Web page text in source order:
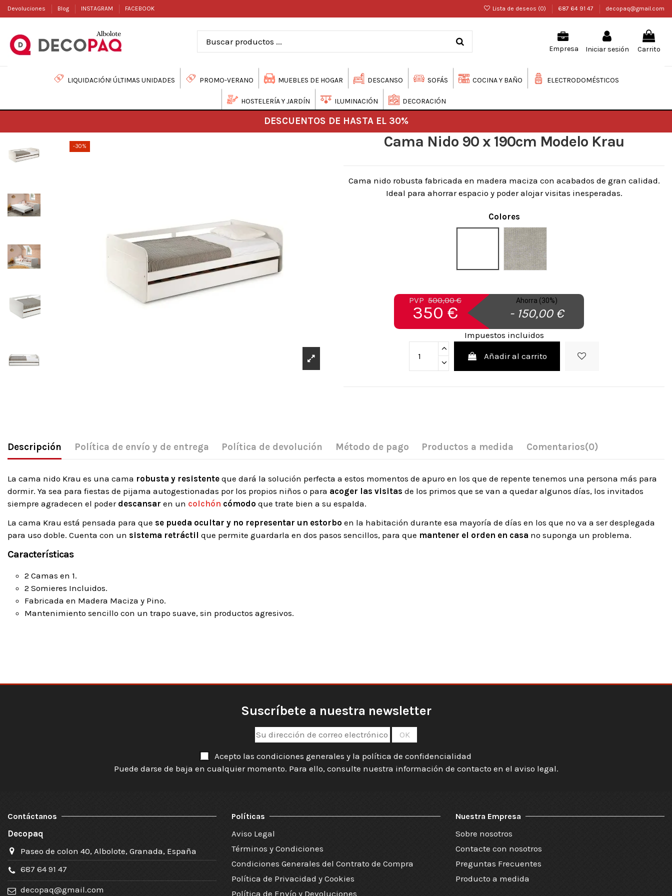
Devoluciones Blog INSTAGRAM FACEBOOK Lista de deseos (0) 687 64 91 47 decopaq@gmail.com
Empresa Iniciar sesión Carrito
LIQUIDACIÓN! ÚLTIMAS UNIDADES PROMO-VERANO MUEBLES DE HOGAR DESCANSO SOFÁS COCINA Y BAÑO ELECTRODOMÉSTICOS
HOSTELERÍA Y JARDÍN ILUMINACIÓN DECORACIÓN
DESCUENTOS DE HASTA EL 30%
-30% Cama Nido 90 x 190cm Modelo Krau
Cama nido robusta fabricada en madera maciza con acabados de gran calidad.
Ideal para ahorrar espacio y poder alojar visitas inesperadas.
Colores
Gris
PVP 500,00 €
350 €
Ahorra (30%)
- 150,00 €
Impuestos incluidos
Añadir al carrito
Descripción Política de envío y de entrega Política de devolución Método de pago Productos a medida Comentarios(0)
La cama nido Krau es una cama robusta y resistente que dará la solución perfecta a estos momentos de apuro en los que de repente tenemos una persona más para
dormir. Ya sea para fiestas de pijama autogestionadas por los propios niños o para acoger las visitas de los primos que se van a quedar algunos días, los invitados
siempre agradecen el poderdescansar en un colchón cómodo que trate bien a su espalda.
La cama Krau está pensada para que se pueda ocultar y no representar un estorbo en la habitación durante esa mayoría de días en los que no va a ser desplegada
para uso doble. Cuenta con un sistema retráctil que permite guardarla en dos pasos sencillos, para que mantener el orden en casa no suponga un problema.
Características
2 Camas en 1.
2 Somieres Incluidos.
Fabricada en Madera Maciza y Pino.
Mantenimiento sencillo con un trapo suave, sin productos agresivos.
Suscríbete a nuestra newsletter
Acepto las condiciones generales y la política de confidencialidad
Puede darse de baja en cualquier momento. Para ello, consulte nuestra información de contacto en el aviso legal.
Contáctanos
Decopaq
Paseo de colon 40, Albolote, Granada, España
687 64 91 47
decopaq@gmail.com
Políticas
Aviso Legal
Términos y Condiciones
Condiciones Generales del Contrato de Compra
Política de Privacidad y Cookies
Política de Envío y Devoluciones
Nuestra Empresa
Sobre nosotros
Contacte con nosotros
Preguntas Frecuentes
Producto a medida